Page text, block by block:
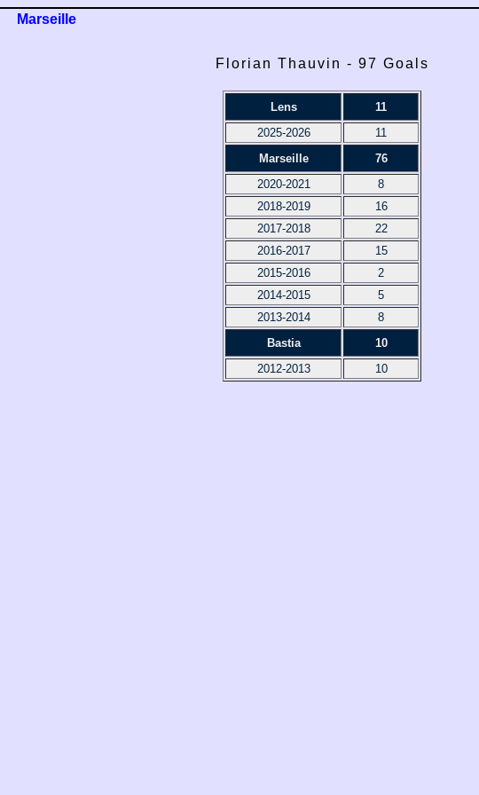
Marseille
Florian Thauvin - 97 Goals
Lens
11
2025-2026
11
Marseille
76
2020-2021
8
2018-2019
16
2017-2018
22
2016-2017
15
2015-2016
2
2014-2015
5
2013-2014
8
Bastia
10
2012-2013
10